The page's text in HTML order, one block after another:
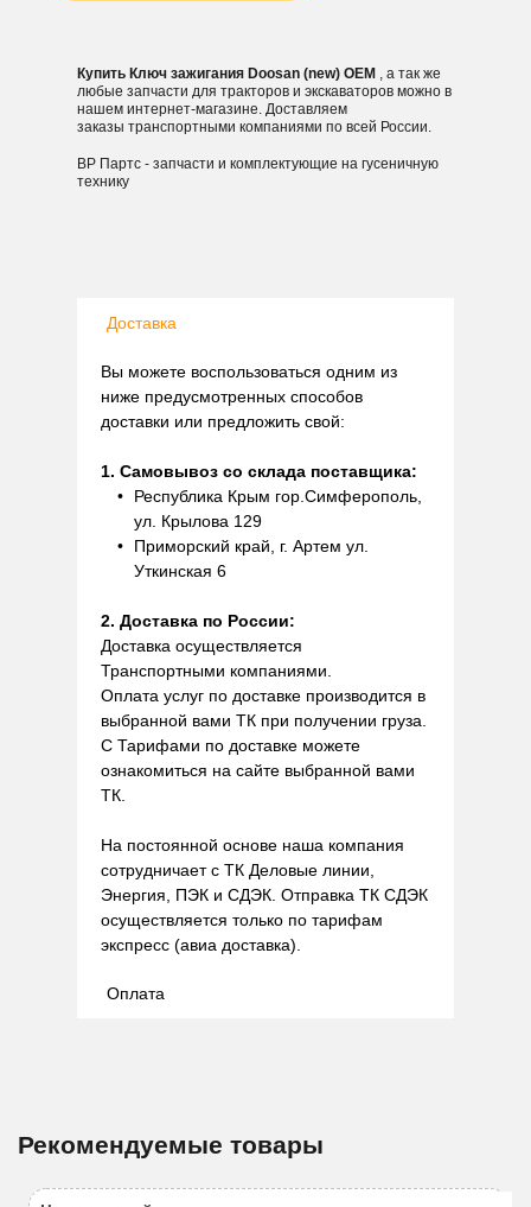
Купить Ключ зажигания Doosan (new) OEM , а так же
любые запчасти для тракторов и экскаваторов можно в
нашем интернет-магазине. Доставляем
заказы транспортными компаниями по всей России.
ВР Партс - запчасти и комплектующие на гусеничную
технику
Доставка
Вы можете воспользоваться одним из
ниже предусмотренных способов
доставки или предложить свой:
1. Самовывоз со склада поставщика:
Республика Крым гор.Симферополь,
ул. Крылова 129
Приморский край, г. Артем ул.
Уткинская 6
2. Доставка по России:
Доставка осуществляется
Транспортными компаниями.
Оплата услуг по доставке производится в
выбранной вами ТК при получении груза.
С Тарифами по доставке можете
ознакомиться на сайте выбранной вами
ТК.
На постоянной основе наша компания
сотрудничает с ТК Деловые линии,
Энергия, ПЭК и СДЭК. Отправка ТК СДЭК
осуществляется только по тарифам
экспресс (авиа доставка).
Оплата
Рекомендуемые товары